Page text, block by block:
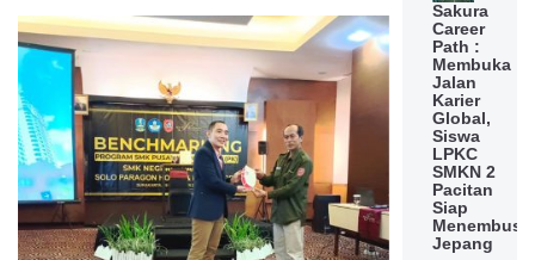
Sakura
Career
Path :
Membuka
Jalan
Karier
Global,
Siswa
LPKC
SMKN 2
Pacitan
Siap
Menembus
Jepang